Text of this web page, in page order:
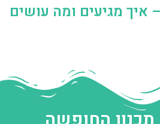
איך מגיעים ומה עושים